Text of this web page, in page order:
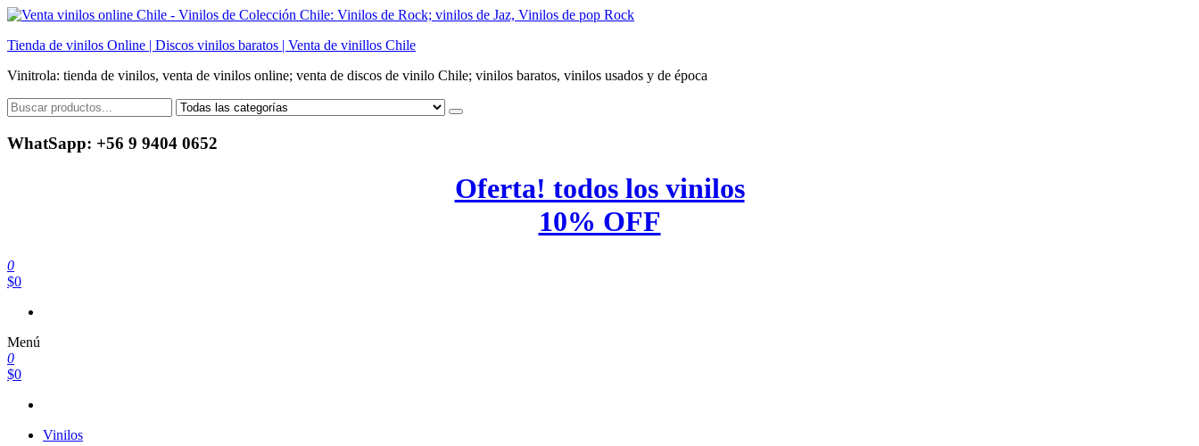
Saltar
contenido
Tienda de vinilos Online | Discos vinilos baratos | Venta de vinillos Chile
Vinitrola: tienda de vinilos, venta de vinilos online; venta de discos de vinilo Chile; vinilos baratos, vinilos usados y de época
WhatSapp: +56 9 9404 0652
Oferta! todos los vinilos
10% OFF
0
$0
Menú
0
$0
Vinilos